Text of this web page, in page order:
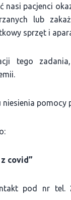
nasi pacjenci
lub
sprzęt i
tego
pomocy
covid”
pod nr tel.